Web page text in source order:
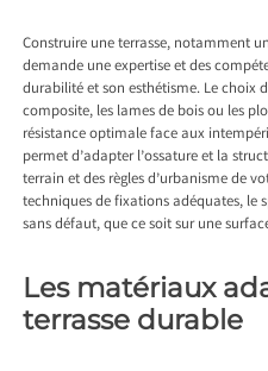
Construire une terrasse, notamment
demande une expertise et des
durabilité et son esthétisme. Le choix
composite, les lames de bois ou les
résistance optimale face aux
permet d’adapter l’ossature et la
terrain et des règles d’urbanisme de
techniques de fixations adéquates, le
sans défaut, que ce soit sur une
Les matériaux
terrasse durable